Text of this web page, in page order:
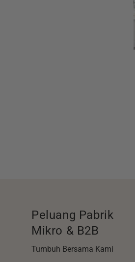
Peluang Pabrik
Mikro & B2B
Tumbuh Bersama Kami